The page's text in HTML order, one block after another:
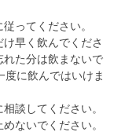
ってください。
早く飲んでくださ
た分は飲まないで
に飲んではいけま
談してください。
ないでください。